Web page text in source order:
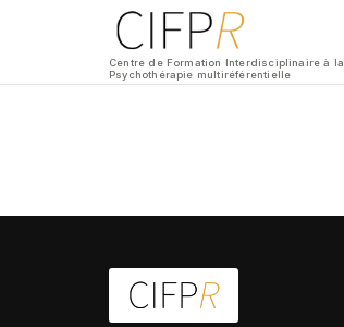
Centre de Formation Interdisciplinaire à la
Psychothérapie multiréférentielle